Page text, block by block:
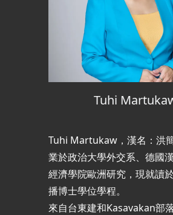
Tuhi
Tuhi Martukaw，漢名：洪
業於政治大學外交系、德國
經濟學院歐洲研究，現就讀
播博士學位學程。
來自台東建和Kasavakan部